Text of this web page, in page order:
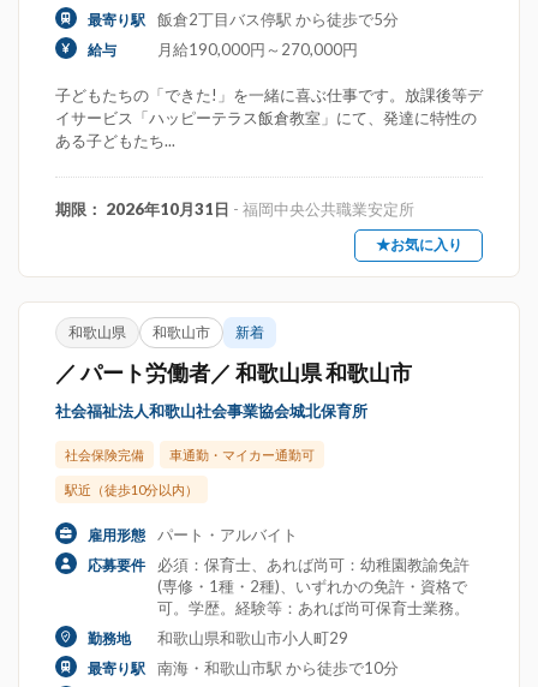
最寄り駅 飯倉2丁目バス停駅 から徒歩で5分
給与 月給190,000円～270,000円
子どもたちの「できた!」を一緒に喜ぶ仕事です。放課後等デ
イサービス「ハッピーテラス飯倉教室」にて、発達に特性の
ある子どもたち...
期限： 2026年10月31日 - 福岡中央公共職業安定所
★お気に入り
和歌山県 和歌山市 新着
／ パート労働者／ 和歌山県 和歌山市
社会福祉法人和歌山社会事業協会城北保育所
社会保険完備 車通勤・マイカー通勤可
駅近（徒歩10分以内）
雇用形態 パート・アルバイト
応募要件
必須：保育士、あれば尚可：幼稚園教諭免許
(専修・1種・2種)、いずれかの免許・資格で
可。学歴。経験等：あれば尚可保育士業務。
勤務地 和歌山県和歌山市小人町29
最寄り駅 南海・和歌山市駅 から徒歩で10分